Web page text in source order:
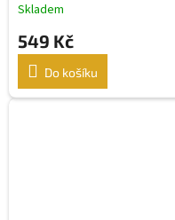
Skladem
549 Kč
Do košíku